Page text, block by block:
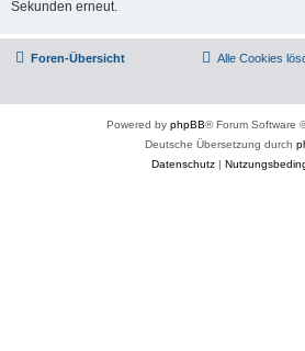
Sekunden erneut.
Foren-Übersicht Alle Cookies
Powered by phpBB® Forum Software
Deutsche Übersetzung durch
Datenschutz|